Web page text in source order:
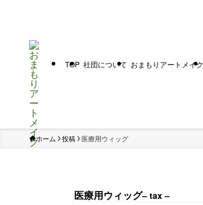
TOP 社団について おまもりアートメイク
ホーム 投稿 医療用ウィッグ
医療用ウィッグ– tax –